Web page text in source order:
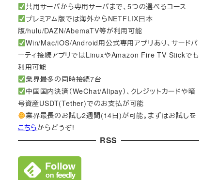
共用サーバから専用サーバまで、5つの選べるコース
プレミアム版では海外からNETFLIX日本
版/hulu/DAZN/AbemaTV等が利用可能
Win/Mac/iOS/Android用公式専用アプリあり、サードパ
ーティ接続アプリではLinuxやAmazon Fire TV Stickでも
利用可能
業界最多の同時接続7台
中国国内決済（WeChat/Alipay）、クレジットカードや暗
号資産USDT(Tether)でのお支払が可能
業界最長のお試し2週間(14日)が可能。まずはお試しを
こちらからどうぞ!
RSS